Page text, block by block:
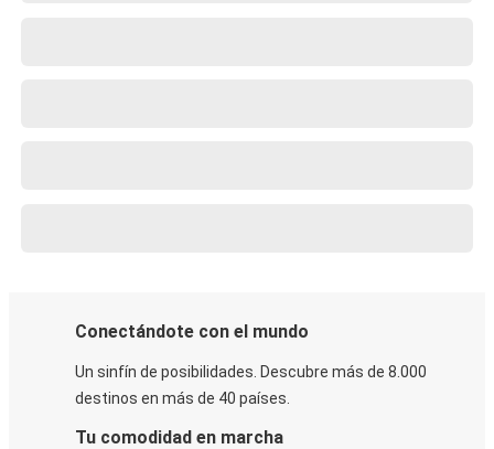
Conectándote con el mundo
Un sinfín de posibilidades. Descubre más de 8.000
destinos en más de 40 países.
Tu comodidad en marcha